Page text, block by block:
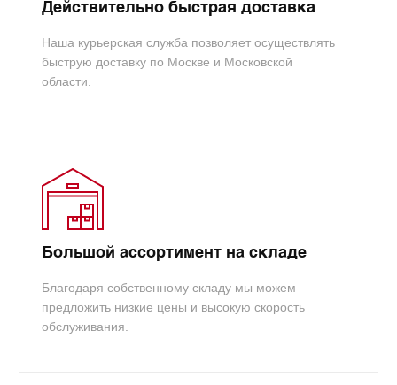
Действительно быстрая доставка
Наша курьерская служба позволяет осуществлять
быструю доставку по Москве и Московской
области.
Большой ассортимент на складе
Благодаря собственному складу мы можем
предложить низкие цены и высокую скорость
обслуживания.